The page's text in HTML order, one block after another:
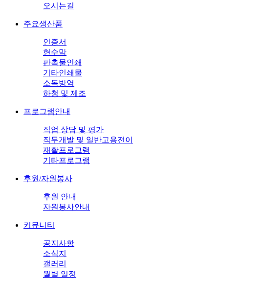
오시는길
주요생산품
인증서
현수막
판촉물인쇄
기타인쇄물
소독방역
하청 및 제조
프로그램안내
직업 상담 및 평가
직무개발 및 일반고용전이
재활프로그램
기타프로그램
후원/자원봉사
후원 안내
자원봉사안내
커뮤니티
공지사항
소식지
갤러리
월별 일정